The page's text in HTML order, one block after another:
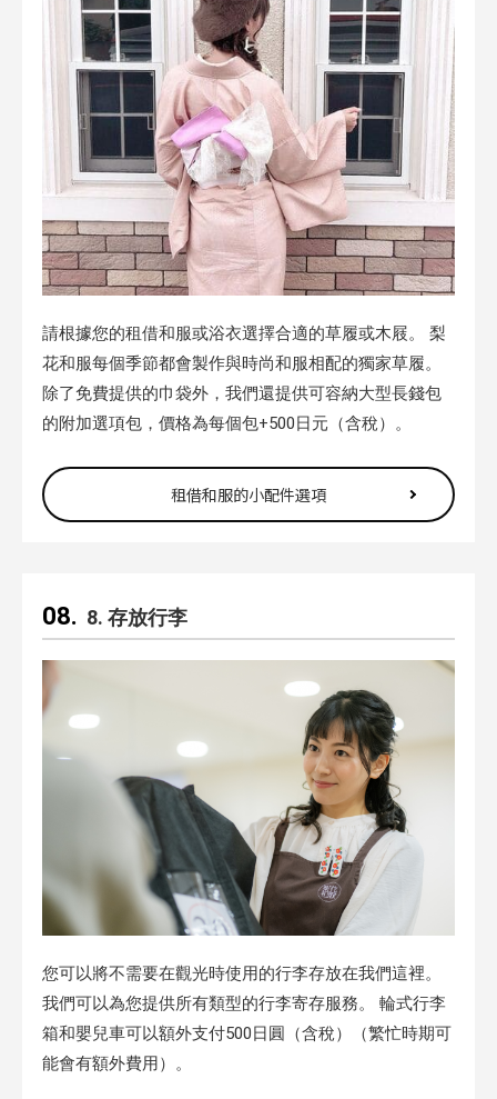
請根據您的租借和服或浴衣選擇合適的草履或木屐。 梨
花和服每個季節都會製作與時尚和服相配的獨家草履。
除了免費提供的巾袋外，我們還提供可容納大型長錢包
的附加選項包，價格為每個包+500日元（含稅）。
租借和服的小配件選項
8. 存放行李
您可以將不需要在觀光時使用的行李存放在我們這裡。
我們可以為您提供所有類型的行李寄存服務。 輪式行李
箱和嬰兒車可以額外支付500日圓（含稅）（繁忙時期可
能會有額外費用）。